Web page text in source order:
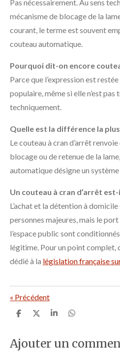
Pas nécessairement. Au sens
mécanisme de blocage de la
courant, le terme est souvent
couteau automatique.
Pourquoi dit-on encore
Parce que l’expression est
populaire, même si elle n’est
techniquement.
Quelle est la différence la
Le couteau à cran d’arrêt
blocage ou de retenue de la
automatique désigne un
Un couteau à cran d’arrêt est-
L’achat et la détention à
personnes majeures, mais le
l’espace public sont
légitime. Pour un point
dédié à la législation française
« Précédent
P
t
a
P
t
a
P
t
a
P
t
a
Ajouter un